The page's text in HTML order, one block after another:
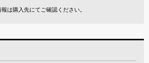
は購入先にてご確認ください。